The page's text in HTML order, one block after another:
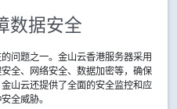
数据安全
问题之一。金山云香港服务器采用
全、网络安全、数据加密等，确保
山云还提供了全面的安全监控和应
全威胁。